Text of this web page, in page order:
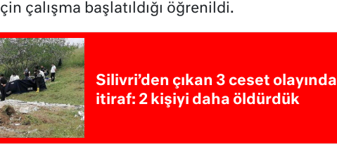
çalışma başlatıldığı öğrenildi.
Silivri’den çıkan 3 ceset olayında
itiraf: 2 kişiyi daha öldürdük